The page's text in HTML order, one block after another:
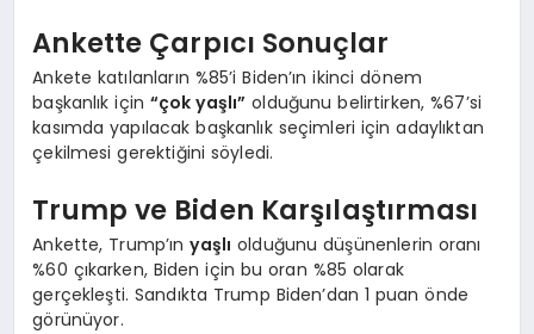
Ankette Çarpıcı Sonuçlar
Ankete katılanların %85’i Biden’ın ikinci dönem
başkanlık için “çok yaşlı” olduğunu belirtirken, %67’si
kasımda yapılacak başkanlık seçimleri için adaylıktan
çekilmesi gerektiğini söyledi.
Trump ve Biden Karşılaştırması
Ankette, Trump’ınyaşlı olduğunu düşünenlerin oranı
%60 çıkarken, Biden için bu oran %85 olarak
gerçekleşti. Sandıkta Trump Biden’dan 1 puan önde
görünüyor.